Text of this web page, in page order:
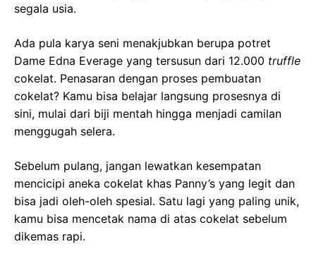
segala usia.
Ada pula karya seni menakjubkan berupa potret
Dame Edna Everage yang tersusun dari 12.000 truffle
cokelat. Penasaran dengan proses pembuatan
cokelat? Kamu bisa belajar langsung prosesnya di
sini, mulai dari biji mentah hingga menjadi camilan
menggugah selera.
Sebelum pulang, jangan lewatkan kesempatan
mencicipi aneka cokelat khas Panny’s yang legit dan
bisa jadi oleh-oleh spesial. Satu lagi yang paling unik,
kamu bisa mencetak nama di atas cokelat sebelum
dikemas rapi.